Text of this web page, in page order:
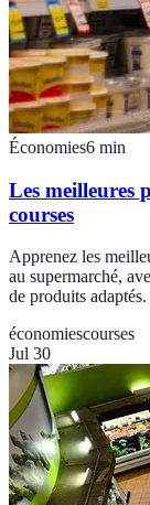
Économies6 min
Les meilleures
courses
Apprenez les
au supermarché,
de produits adaptés.
économiescourses
Jul 30